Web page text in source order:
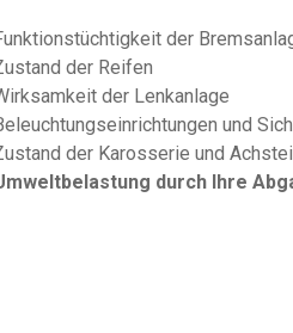
der
der Reifen
der Lenkanlage
und
der Karosserie und
durch Ihre